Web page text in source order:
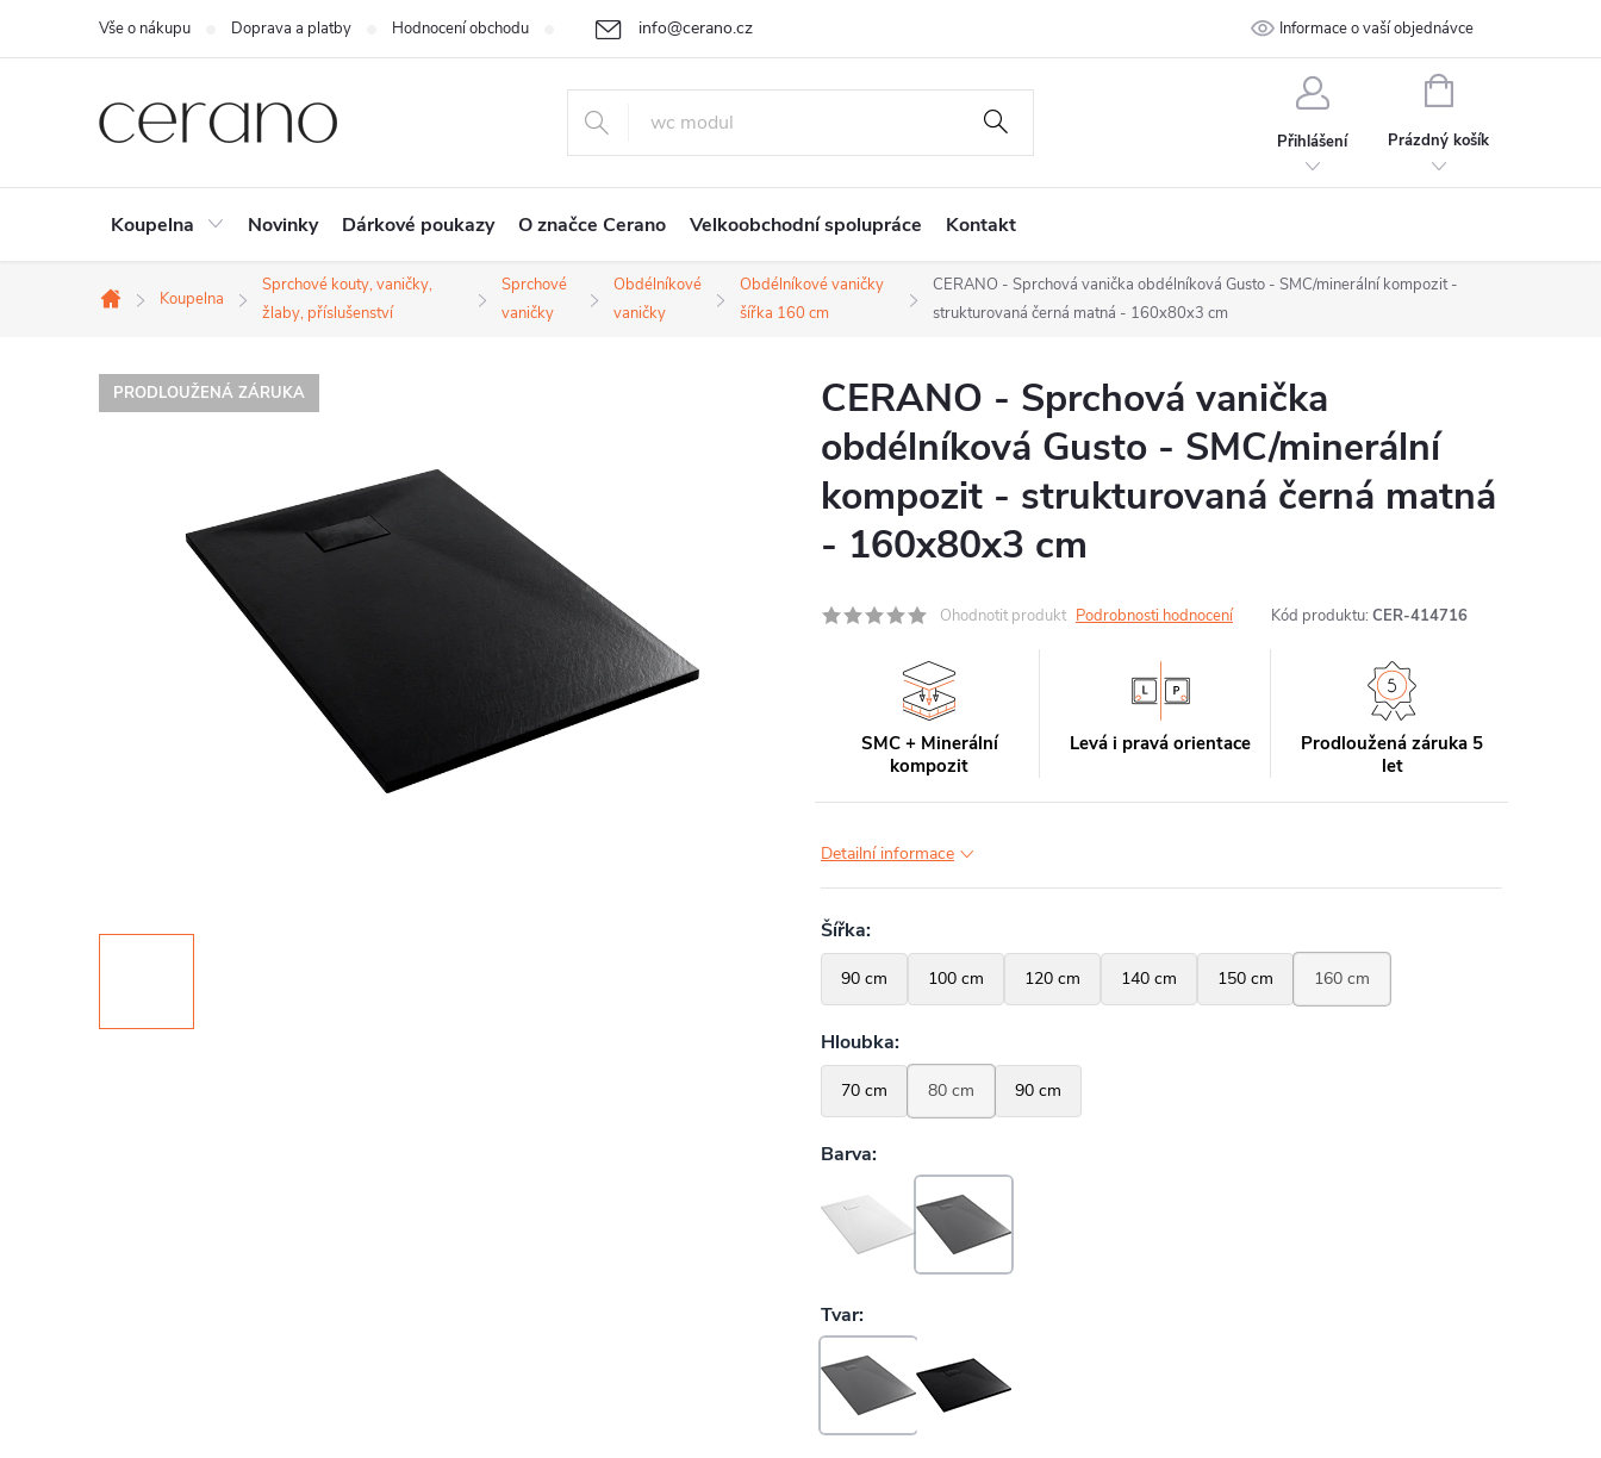
+420 226 400 232
info@cerano.cz
Vše o nákupu Doprava a platby Hodnocení obchodu Cenová nabídka na míru Ochrana osobních údajů Kontakt
Informace o vaší objednávce
Přihlášení
NÁKUPNÍ
Prázdný košík
Koupelna Novinky Dárkové poukazy O značce Cerano Velkoobchodní spolupráce Kontakt
Domů
Koupelna
Sprchové kouty, vaničky,
žlaby, příslušenství
Sprchové
vaničky
Obdélníkové
vaničky
Obdélníkové vaničky
šířka 160 cm
CERANO - Sprchová vanička obdélníková Gusto - SMC/minerální kompozit -
strukturovaná černá matná - 160x80x3 cm
PRODLOUŽENÁ ZÁRUKA
CERANO - Sprchová vanička
obdélníková Gusto - SMC/minerální
kompozit - strukturovaná černá matná
- 160x80x3 cm
Ohodnotit produkt Podrobnosti hodnocení Kód produktu: CER-414716
SMC + Minerální
kompozit
Levá i pravá orientace
Prodloužená záruka 5
let
Detailní informace